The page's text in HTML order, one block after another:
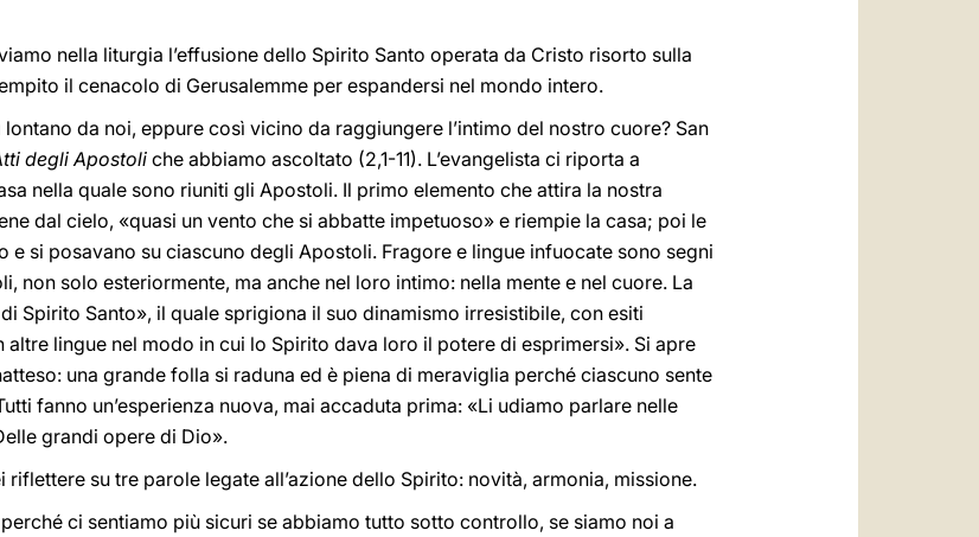
nella liturgia l’effusione dello Spirito Santo operata da Cristo risorto sulla
il cenacolo di Gerusalemme per espandersi nel mondo intero.
da noi, eppure così vicino da raggiungere l’intimo del nostro cuore? San
degli Apostoli che abbiamo ascoltato (2,1-11). L’evangelista ci riporta a
nella quale sono riuniti gli Apostoli. Il primo elemento che attira la nostra
dal cielo, «quasi un vento che si abbatte impetuoso» e riempie la casa; poi le
si posavano su ciascuno degli Apostoli. Fragore e lingue infuocate sono segni
non solo esteriormente, ma anche nel loro intimo: nella mente e nel cuore. La
Spirito Santo», il quale sprigiona il suo dinamismo irresistibile, con esiti
lingue nel modo in cui lo Spirito dava loro il potere di esprimersi». Si apre
una grande folla si raduna ed è piena di meraviglia perché ciascuno sente
fanno un’esperienza nuova, mai accaduta prima: «Li udiamo parlare nelle
grandi opere di Dio».
riflettere su tre parole legate all’azione dello Spirito: novità, armonia, missione.
ci sentiamo più sicuri se abbiamo tutto sotto controllo, se siamo noi a